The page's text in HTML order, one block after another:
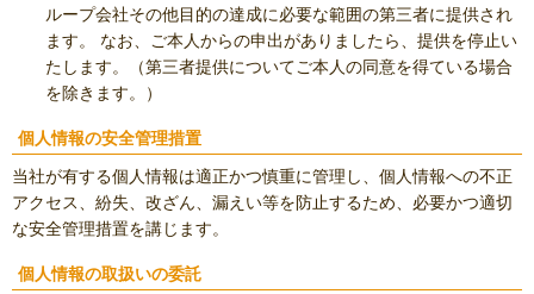
ループ会社その他目的の達成に必要な範囲の第三者に提供され
ます。 なお、ご本人からの申出がありましたら、提供を停止い
たします。（第三者提供についてご本人の同意を得ている場合
を除きます。）
個人情報の安全管理措置
当社が有する個人情報は適正かつ慎重に管理し、個人情報への不正
アクセス、紛失、改ざん、漏えい等を防止するため、必要かつ適切
な安全管理措置を講じます。
個人情報の取扱いの委託